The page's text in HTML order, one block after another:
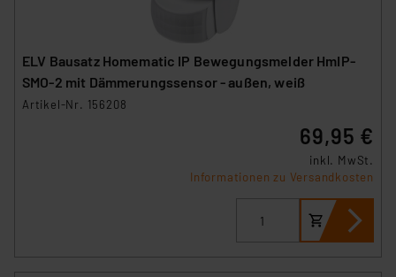
ELV Bausatz Homematic IP Bewegungsmelder HmIP-
SMO-2 mit Dämmerungssensor - außen, weiß
Artikel-Nr. 156208
69,95 €
inkl. MwSt.
Informationen zu Versandkosten